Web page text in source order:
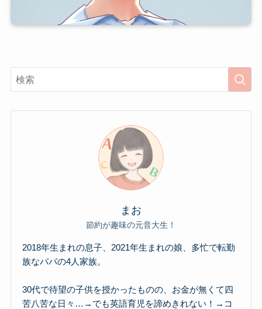
まお
節約が趣味の元音大生！
2018年生まれの息子、2021年生まれの娘、多忙で転勤
族なパパの4人家族。
30代で待望の子供を授かったものの、お金が無くて四
苦八苦な日々…→でも英語育児を諦めきれない！→コ